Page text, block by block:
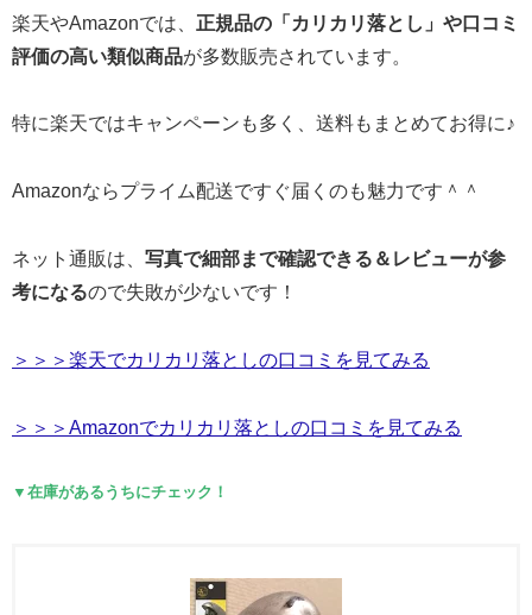
楽天やAmazonでは、 正規品の「カリカリ落とし」や口コミ
評価の高い類似商品が多数販売されています。
特に楽天ではキャンペーンも多く、送料もまとめてお得に♪
Amazonならプライム配送ですぐ届くのも魅力です＾＾
ネット通販は、 写真で細部まで確認できる＆レビューが参
考になるので失敗が少ないです！
＞＞＞楽天でカリカリ落としの口コミを見てみる
＞＞＞Amazonでカリカリ落としの口コミを見てみる
▼在庫があるうちにチェック！